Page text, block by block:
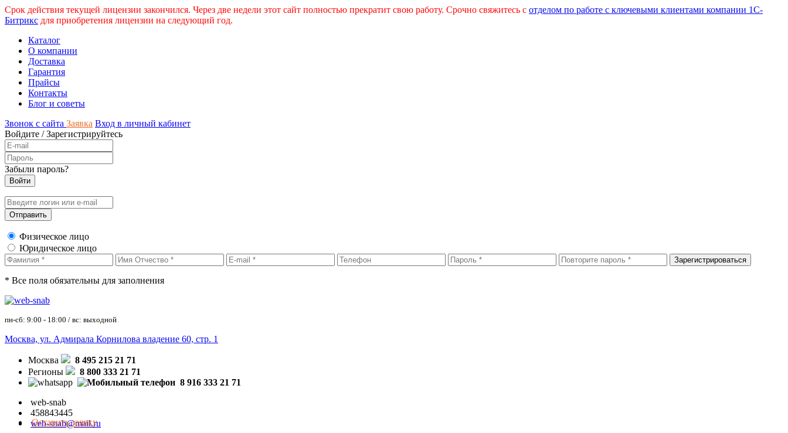
Срок действия текущей лицензии закончился. Через две недели этот сайт полностью прекратит свою работу. Срочно свяжитесь с отделом по работе с ключевыми клиентами компании 1С-
Битрикс для приобретения лицензии на следующий год.
Каталог
О компании
Доставка
Гарантия
Прайсы
Контакты
Блог и советы
Звонок с сайта Заявка Вход в личный кабинет
Войдите /Зарегистрируйтесь
Забыли пароль?
Физическое лицо
Юридическое лицо
* Все поля обязательны для заполнения
пн-сб: 9:00 - 18:00 / вс: выходной
Москва, ул. Адмирала Корнилова владение 60, стр. 1
Москва
8 495 215 21 71
Регионы
8 800 333 21 71
8 916 333 21 71
web-snab
458843445
web-snab@mail.ru
Оставить заявку